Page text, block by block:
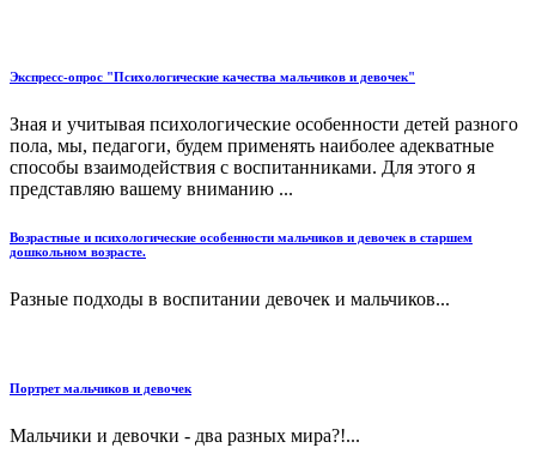
Экспресс-опрос "Психологические качества мальчиков и девочек"
Зная и учитывая психологические особенности детей разного
пола, мы, педагоги, будем применять наиболее адекватные
способы взаимодействия с воспитанниками. Для этого я
представляю вашему вниманию ...
Возрастные и психологические особенности мальчиков и девочек в старшем
дошкольном возрасте.
Разные подходы в воспитании девочек и мальчиков...
Портрет мальчиков и девочек
Мальчики и девочки - два разных мира?!...